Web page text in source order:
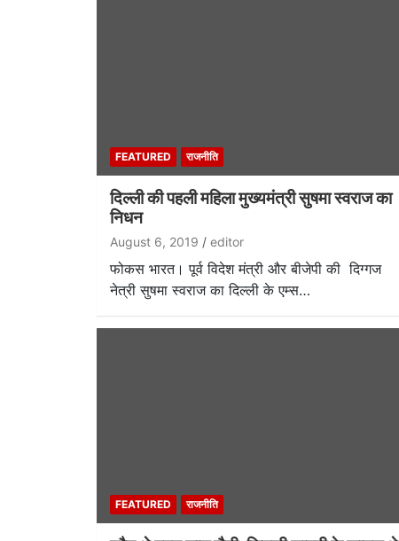
FEATURED राजनीति
दिल्ली की पहली महिला मुख्यमंत्री सुषमा स्वराज का
निधन
August 6, 2019 editor
फोकस भारत। पूर्व विदेश मंत्री और बीजेपी की दिग्गज
नेत्री सुषमा स्वराज का दिल्ली के एम्स…
FEATURED राजनीति